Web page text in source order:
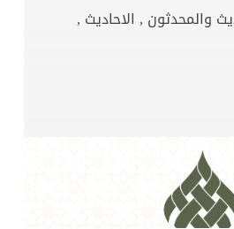
والمحدثون , الاحاديث ,